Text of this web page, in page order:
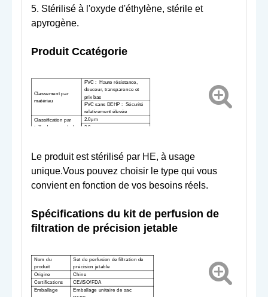
5. Stérilisé à l'oxyde d'éthylène, stérile et
apyrogène.
Produit Ccatégorie
Classement par
matériau
PVC : Haute résistance,
douceur, transparence et
prix bas
PVC sans DEHP : Sécurité
relativement élevée
Classification par
taille de pores de la
2.0μm
3.0
Le produit est stérilisé par HE, à usage
unique.Vous pouvez choisir le type qui vous
convient en fonction de vos besoins réels.
Spécifications du kit de perfusion de
filtration de précision jetable
Nom du
produit
Set de perfusion de filtration de
précision jetable
Origine
Chine
Certifications
CE/ISO/FDA
Emballage
Emballage unitaire de sac